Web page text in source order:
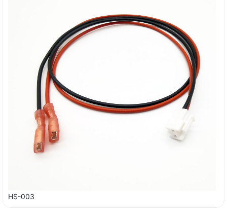
HS-003